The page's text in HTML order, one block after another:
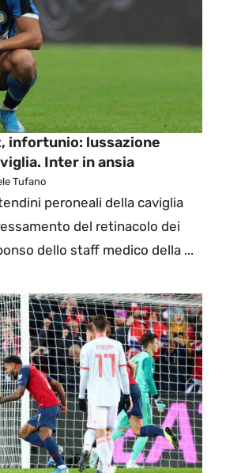
infortunio: lussazione
Inter in ansia
Tufano
peroneali della caviglia
del retinacolo dei
dello staff medico della ...